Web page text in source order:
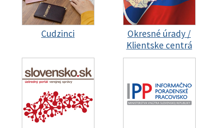
Cudzinci
Okresné úrady /
Klientske centrá